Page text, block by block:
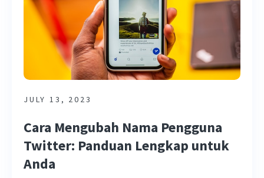
JULY 13, 2023
Cara Mengubah Nama Pengguna
Twitter: Panduan Lengkap untuk
Anda